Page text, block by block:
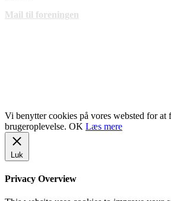
Mail til foreningen
Vi benytter cookies på vores websted for at
brugeroplevelse. OK Læs mere
Luk
Privacy Overview